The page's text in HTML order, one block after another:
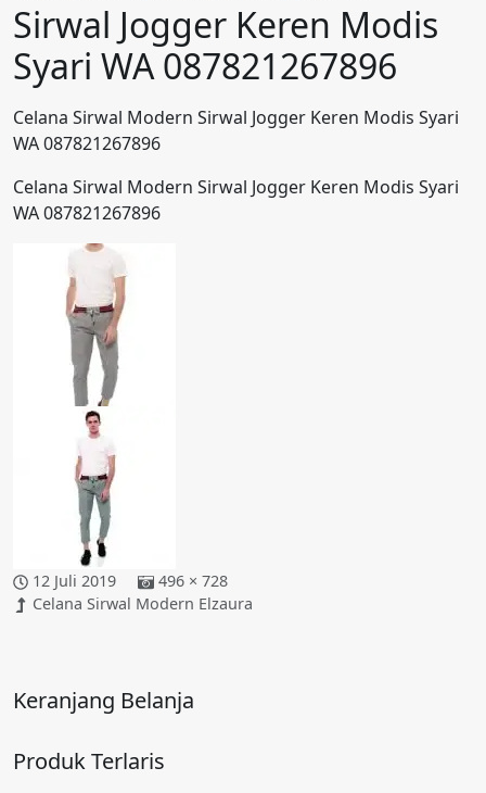
Sirwal Jogger Keren Modis
Syari WA 087821267896
Celana Sirwal Modern Sirwal Jogger Keren Modis Syari
WA 087821267896
Celana Sirwal Modern Sirwal Jogger Keren Modis Syari
WA 087821267896
12 Juli 2019
496 × 728
Celana Sirwal Modern Elzaura
Keranjang Belanja
Produk Terlaris